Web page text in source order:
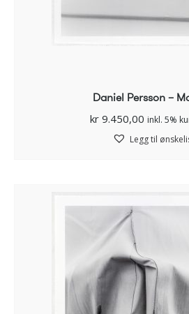
Daniel Persson –
kr 9.450,00 inkl. 5%
Legg til